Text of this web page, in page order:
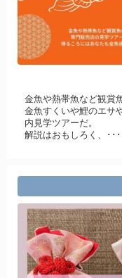
金魚や熱帯魚など観賞
金魚すくいや鯉のエサ
内見学ツアーだ。
解説はおもしろく、･･･